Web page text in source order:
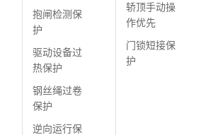
抱闸检测保
护
驱动设备过
热保护
钢丝绳过卷
保护
逆向运行保
轿顶手动操
作优先
门锁短接保
护